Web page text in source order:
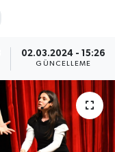
02.03.2024 - 15:26
GÜNCELLEME